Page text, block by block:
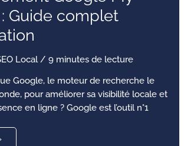
Guide complet
Local /9 minutes de lecture
Google, le moteur de recherche le
pour améliorer sa visibilité locale et
en ligne ? Google est l’outil n°1